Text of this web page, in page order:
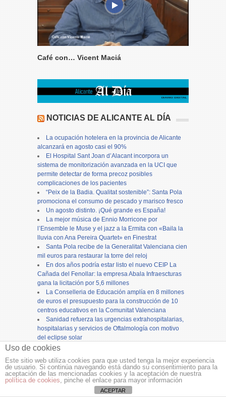
Café con… Vicent Maciá
NOTICIAS DE ALICANTE AL DÍA
La ocupación hotelera en la provincia de Alicante
alcanzará en agosto casi el 90%
El Hospital Sant Joan d’Alacant incorpora un
sistema de monitorización avanzada en la UCI que
permite detectar de forma precoz posibles
complicaciones de los pacientes
“Peix de la Badia. Qualitat sostenible”: Santa Pola
promociona el consumo de pescado y marisco fresco
Un agosto distinto. ¡Qué grande es España!
La mejor música de Ennio Morricone por
l’Ensemble le Muse y el jazz a la Ermita con «Baila la
lluvia con Ana Pereira Quartet» en Finestrat
Santa Pola recibe de la Generalitat Valenciana cien
mil euros para restaurar la torre del reloj
En dos años podría estar listo el nuevo CEIP La
Cañada del Fenollar: la empresa Abala Infraescturas
gana la licitación por 5,6 millones
La Conselleria de Educación amplía en 8 millones
de euros el presupuesto para la construcción de 10
centros educativos en la Comunitat Valenciana
Sanidad refuerza las urgencias extrahospitalarias,
hospitalarias y servicios de Oftalmología con motivo
del eclipse solar
VOX denuncia el colapso de la concejalía de
evitar el bloqueo de inversiones
Copyright © 12tv y12endigital.es
Uso de cookies
Este sitio web utiliza cookies para que usted tenga la mejor experiencia
de usuario. Si continúa navegando está dando su consentimiento para la
aceptación de las mencionadas cookies y la aceptación de nuestra
política de cookies, pinche el enlace para mayor información
ACEPTAR